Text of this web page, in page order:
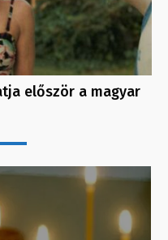
először a magyar